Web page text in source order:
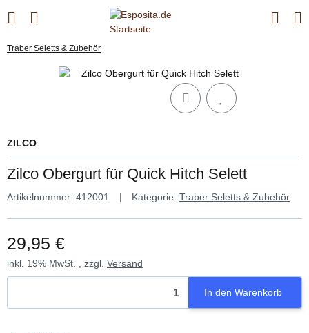
Traber Seletts & Zubehör
ZILCO
Zilco Obergurt für Quick Hitch Selett
Artikelnummer: 412001 Kategorie: Traber Seletts & Zubehör
29,95 €
inkl. 19% MwSt. , zzgl. Versand
In den Warenkorb